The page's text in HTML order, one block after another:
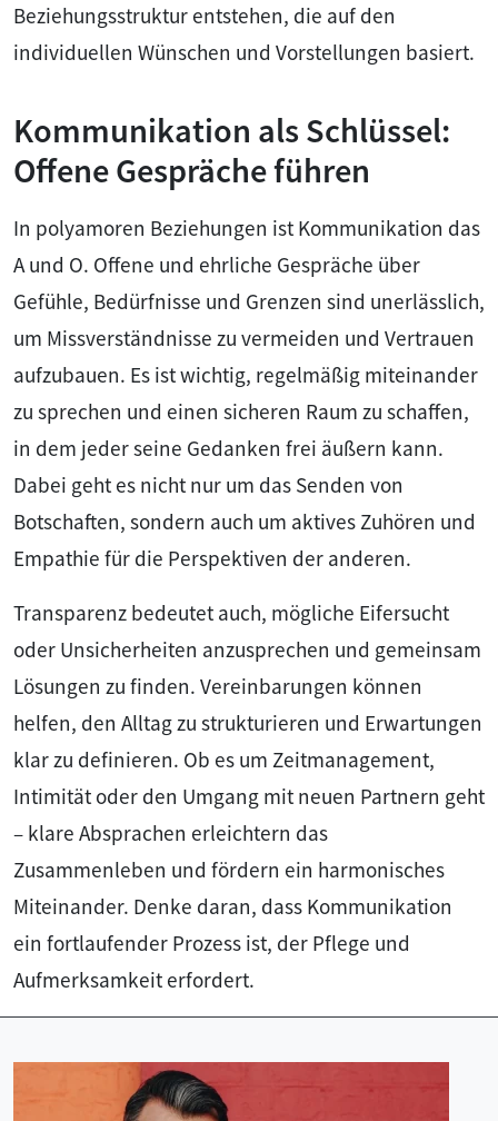
Beziehungsstruktur entstehen, die auf den
individuellen Wünschen und Vorstellungen basiert.
Kommunikation als Schlüssel:
Offene Gespräche führen
In polyamoren Beziehungen ist Kommunikation das
A und O. Offene und ehrliche Gespräche über
Gefühle, Bedürfnisse und Grenzen sind unerlässlich,
um Missverständnisse zu vermeiden und Vertrauen
aufzubauen. Es ist wichtig, regelmäßig miteinander
zu sprechen und einen sicheren Raum zu schaffen,
in dem jeder seine Gedanken frei äußern kann.
Dabei geht es nicht nur um das Senden von
Botschaften, sondern auch um aktives Zuhören und
Empathie für die Perspektiven der anderen.
Transparenz bedeutet auch, mögliche Eifersucht
oder Unsicherheiten anzusprechen und gemeinsam
Lösungen zu finden. Vereinbarungen können
helfen, den Alltag zu strukturieren und Erwartungen
klar zu definieren. Ob es um Zeitmanagement,
Intimität oder den Umgang mit neuen Partnern geht
– klare Absprachen erleichtern das
Zusammenleben und fördern ein harmonisches
Miteinander. Denke daran, dass Kommunikation
ein fortlaufender Prozess ist, der Pflege und
Aufmerksamkeit erfordert.